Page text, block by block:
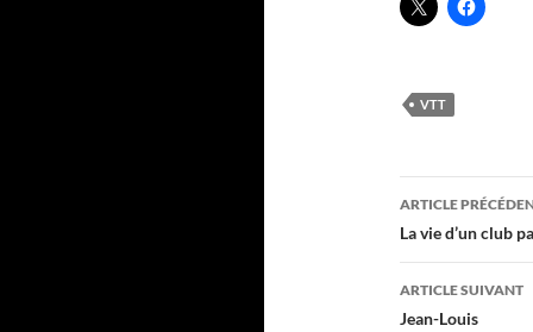
VTT
des
articles
ARTICLE
La vie d’un club
ARTICLE SUIVANT
Jean-Louis